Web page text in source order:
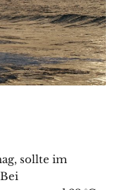
sollte im